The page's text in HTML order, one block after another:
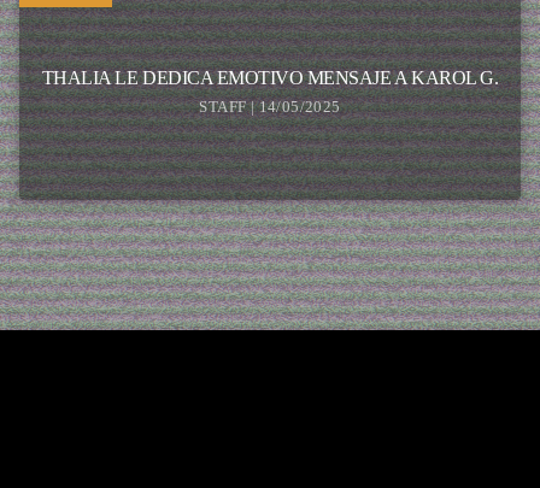
THALIA LE DEDICA EMOTIVO MENSAJE A KAROL G.
STAFF | 14/05/2025